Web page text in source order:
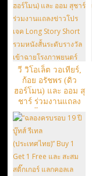
ยิ่ง และ พิช-วิชญ์วิสิฐ
หิรัญวงษ์กุล
วี วิโอเล็ต วอเทียร์,
ก้อย อรัชพร (ดิว
ฮอร์โมน) และ ออม สุ
ชาร์ ร่วมงานแถลง
ข่าวโปรเจค Long
Story Short รวมหนัง
สั้นระดับรางวัลเข้า
ฉายโรงภาพยนตร์